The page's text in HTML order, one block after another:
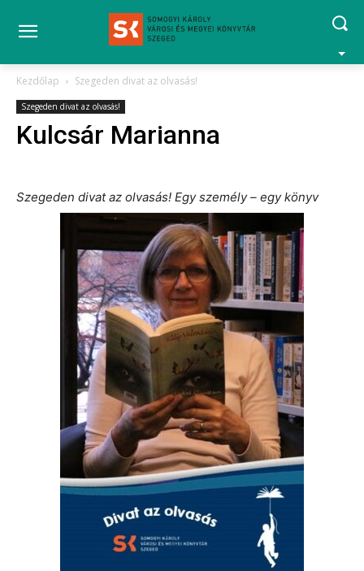
Kezdőlap Szegeden divat az olvasás!
Szegeden divat az olvasás!
Kulcsár Marianna
Szegeden divat az olvasás! Egy személy – egy könyv